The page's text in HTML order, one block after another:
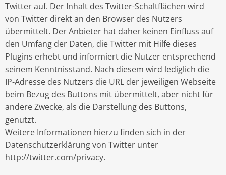
Twitter auf. Der Inhalt des Twitter-Schaltflächen wird
von Twitter direkt an den Browser des Nutzers
übermittelt. Der Anbieter hat daher keinen Einfluss auf
den Umfang der Daten, die Twitter mit Hilfe dieses
Plugins erhebt und informiert die Nutzer entsprechend
seinem Kenntnisstand. Nach diesem wird lediglich die
IP-Adresse des Nutzers die URL der jeweiligen Webseite
beim Bezug des Buttons mit übermittelt, aber nicht für
andere Zwecke, als die Darstellung des Buttons,
genutzt.
Weitere Informationen hierzu finden sich in der
Datenschutzerklärung von Twitter unter
http://twitter.com/privacy.